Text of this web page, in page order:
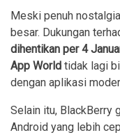
Meski penuh
besar. Dukungan
dihentikan per 4
App World tidak lagi
dengan aplikasi
Selain itu, BlackBerry
Android yang lebih